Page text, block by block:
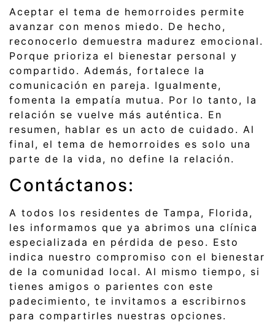
Aceptar el tema de hemorroides permite
avanzar con menos miedo. De hecho,
reconocerlo demuestra madurez emocional.
Porque prioriza el bienestar personal y
compartido. Además, fortalece la
comunicación en pareja. Igualmente,
fomenta la empatía mutua. Por lo tanto, la
relación se vuelve más auténtica. En
resumen, hablar es un acto de cuidado. Al
final, el tema de hemorroides es solo una
parte de la vida, no define la relación.
Contáctanos:
A todos los residentes de Tampa, Florida,
les informamos que ya abrimos una clínica
especializada en pérdida de peso. Esto
indica nuestro compromiso con el bienestar
de la comunidad local. Al mismo tiempo, si
tienes amigos o parientes con este
padecimiento, te invitamos a escribirnos
para compartirles nuestras opciones.